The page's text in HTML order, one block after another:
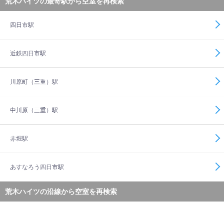
四日市駅
近鉄四日市駅
川原町（三重）駅
中川原（三重）駅
赤堀駅
あすなろう四日市駅
荒木ハイツの沿線から空室を再検索